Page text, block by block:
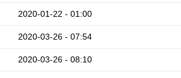
2020-01-22 - 01:00
2020-03-26 - 07:54
2020-03-26 - 08:10